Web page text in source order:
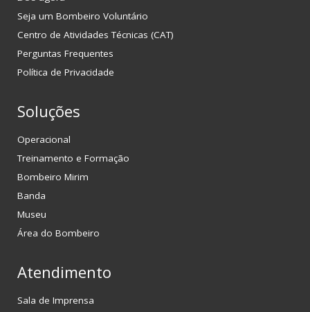
Seja um Bombeiro Voluntário
Centro de Atividades Técnicas (CAT)
Perguntas Frequentes
Política de Privacidade
Soluções
Operacional
Treinamento e Formação
Bombeiro Mirim
Banda
Museu
Área do Bombeiro
Atendimento
Sala de Imprensa